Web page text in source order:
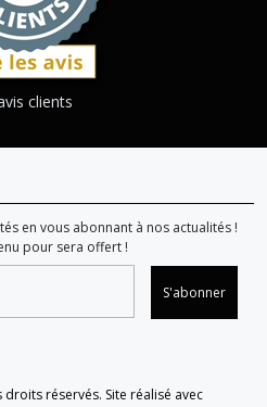
clients
en vous abonnant à nos actualités !
pour sera offert !
S'abonner
réservés. Site réalisé avec